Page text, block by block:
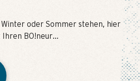
Winter oder Sommer stehen, hier
Ihren BO!neur…